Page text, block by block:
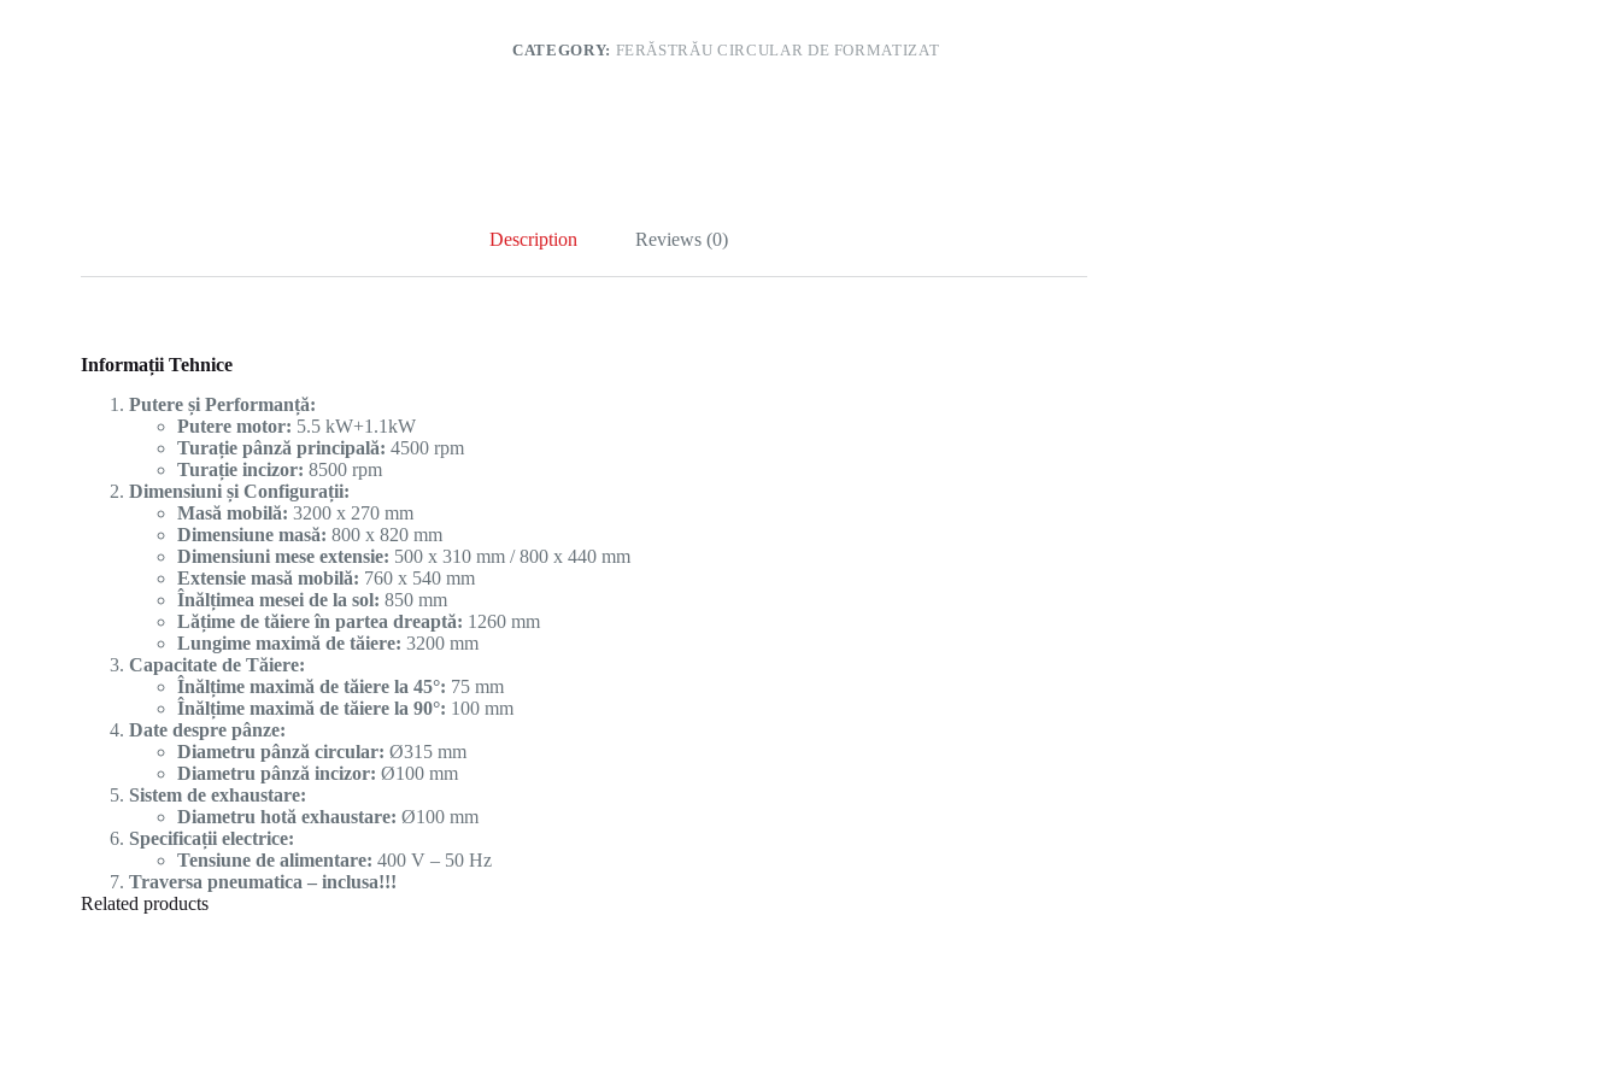
CATEGORY: FERĂSTRĂU CIRCULAR DE FORMATIZAT
Description Reviews (0)
Informații Tehnice
Putere și Performanță:
Putere motor: 5.5 kW+1.1kW
Turație pânză principală: 4500 rpm
Turație incizor: 8500 rpm
Dimensiuni și Configurații:
Masă mobilă: 3200 x 270 mm
Dimensiune masă: 800 x 820 mm
Dimensiuni mese extensie: 500 x 310 mm / 800 x 440 mm
Extensie masă mobilă: 760 x 540 mm
Înălțimea mesei de la sol: 850 mm
Lățime de tăiere în partea dreaptă: 1260 mm
Lungime maximă de tăiere: 3200 mm
Capacitate de Tăiere:
Înălțime maximă de tăiere la 45°: 75 mm
Înălțime maximă de tăiere la 90°: 100 mm
Date despre pânze:
Diametru pânză circular: Ø315 mm
Diametru pânză incizor: Ø100 mm
Sistem de exhaustare:
Diametru hotă exhaustare: Ø100 mm
Specificații electrice:
Tensiune de alimentare: 400 V – 50 Hz
Traversa pneumatica – inclusa!!!
Related products